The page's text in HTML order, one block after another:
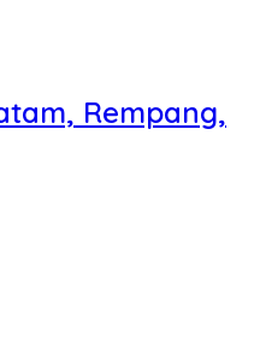
Rempang,